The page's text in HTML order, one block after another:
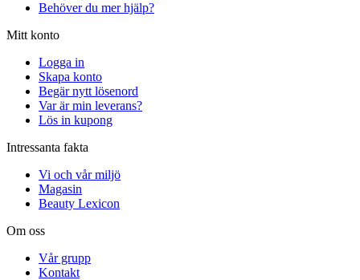
Behöver du mer hjälp?
Mitt konto
Logga in
Skapa konto
Begär nytt lösenord
Var är min leverans?
Lös in kupong
Intressanta fakta
Vi och vår miljö
Magasin
Beauty Lexicon
Om oss
Vår grupp
Kontakt